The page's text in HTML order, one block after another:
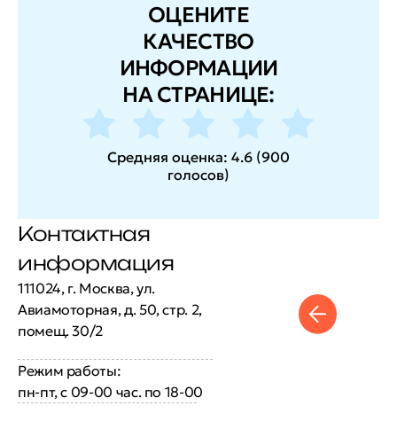
ОЦЕНИТЕ
КАЧЕСТВО
ИНФОРМАЦИИ
НА СТРАНИЦЕ:
Средняя оценка: 4.6 (900
голосов)
Контактная
информация
111024, г. Москва, ул.
Авиамоторная, д. 50, стр. 2,
помещ. 30/2
Режим работы:
пн-пт, с 09-00 час. по 18-00